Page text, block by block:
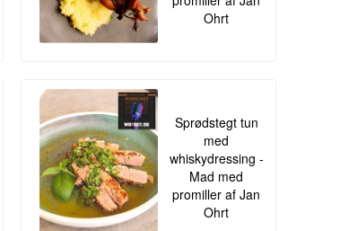
Ohrt
Sprødstegt tun
med
whiskydressing -
Mad med
promiller af Jan
Ohrt